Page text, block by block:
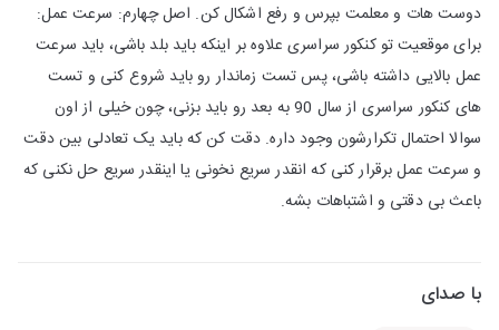
دوست هات و معلمت بپرس و رفع اشکال کن. اصل چهارم: سرعت عمل:
برای موقعیت تو کنکور سراسری علاوه بر اینکه باید بلد باشی، باید سرعت
عمل بالایی داشته باشی، پس تست زماندار رو باید شروع کنی و تست
های کنکور سراسری از سال 90 به بعد رو باید بزنی، چون خیلی از اون
سوالا احتمال تکرارشون وجود داره. دقت کن که باید یک تعادلی بین دقت
و سرعت عمل برقرار کنی که انقدر سریع نخونی یا اینقدر سریع حل نکنی که
باعث بی دقتی و اشتباهات بشه.
با صدای